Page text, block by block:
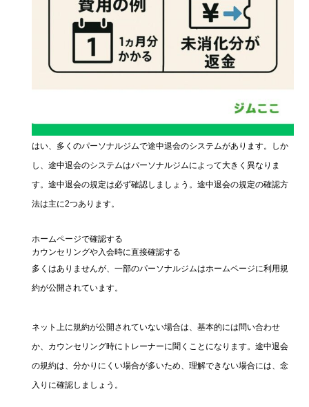
はい、多くのパーソナルジムで途中退会のシステムがあります。しか
し、途中退会のシステムはパーソナルジムによって大きく異なりま
す。途中退会の規定は必ず確認しましょう。途中退会の規定の確認方
法は主に2つあります。
ホームページで確認する
カウンセリングや入会時に直接確認する
多くはありませんが、一部のパーソナルジムはホームページに利用規
約が公開されています。
ネット上に規約が公開されていない場合は、基本的には問い合わせ
か、カウンセリング時にトレーナーに聞くことになります。途中退会
の規約は、分かりにくい場合が多いため、理解できない場合には、念
入りに確認しましょう。